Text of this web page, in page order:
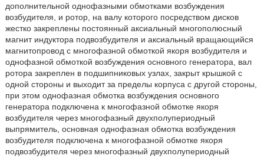
дополнительной однофазными обмотками возбуждения
возбудителя, и ротор, на валу которого посредством дисков
жестко закреплены постоянный аксиальный многополюсный
магнит индуктора подвозбудителя и аксиальный вращающийся
магнитопровод с многофазной обмоткой якоря возбудителя и
однофазной обмоткой возбуждения основного генератора, вал
ротора закреплен в подшипниковых узлах, закрыт крышкой с
одной стороны и выходит за пределы корпуса с другой стороны,
при этом однофазная обмотка возбуждения основного
генератора подключена к многофазной обмотке якоря
возбудителя через многофазный двухполупериодный
выпрямитель, основная однофазная обмотка возбуждения
возбудителя подключена к многофазной обмотке якоря
подвозбудителя через многофазный двухполупериодный